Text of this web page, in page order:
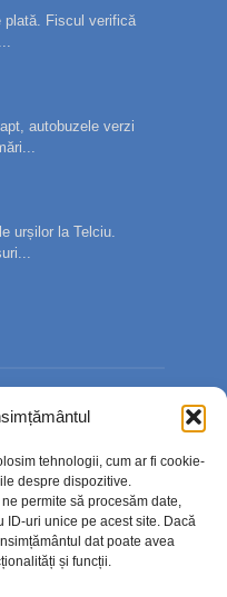
tehnologii, cum ar fi cookie-
despre dispozitive.
permite să procesăm date,
ID-uri unice pe acest site. Dacă
dat poate avea
și funcții.
plată. Fiscul verifică
autobuzele verzi
urșilor la Telciu.